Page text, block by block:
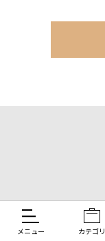
メニュー カテゴリ